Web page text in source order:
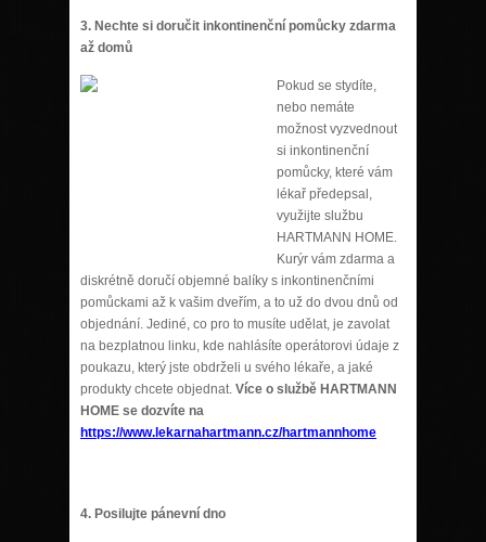
3. Nechte si doručit inkontinenční pomůcky zdarma
až domů
Pokud se stydíte,
nebo nemáte
možnost vyzvednout
si inkontinenční
pomůcky, které vám
lékař předepsal,
využijte službu
HARTMANN HOME.
Kurýr vám zdarma a
diskrétně doručí objemné balíky s inkontinenčními
pomůckami až k vašim dveřím, a to už do dvou dnů od
objednání. Jediné, co pro to musíte udělat, je zavolat
na bezplatnou linku, kde nahlásíte operátorovi údaje z
poukazu, který jste obdrželi u svého lékaře, a jaké
produkty chcete objednat. Více o službě HARTMANN
HOME se dozvíte na
https://www.lekarnahartmann.cz/hartmannhome
4. Posilujte pánevní dno